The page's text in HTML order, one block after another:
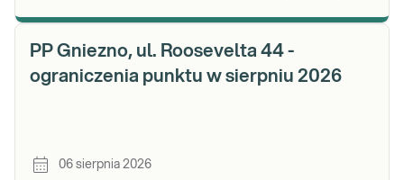
PP Gniezno, ul. Roosevelta 44 -
ograniczenia punktu w sierpniu 2026
06 sierpnia 2026